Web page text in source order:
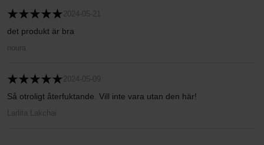
2024-05-21
det produkt är bra
noura
2024-05-09
Så otroligt återfuktande. Vill inte vara utan den här!
Larlita Lakchai